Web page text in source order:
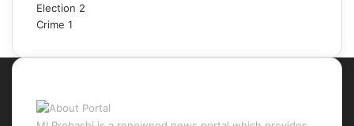
Election 2
Crime 1